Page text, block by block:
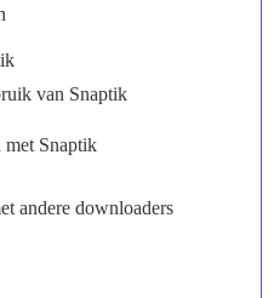
van Snaptik
met Snaptik
andere downloaders